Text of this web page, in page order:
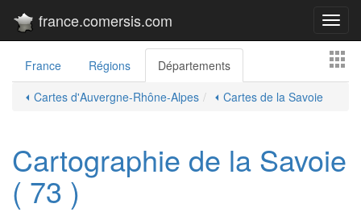
france.comersis.com
France Régions
Départements
⏴ Cartes d'Auvergne-Rhône-Alpes
⏴ Cartes de la Savoie
Cartographie de la Savoie
( 73 )